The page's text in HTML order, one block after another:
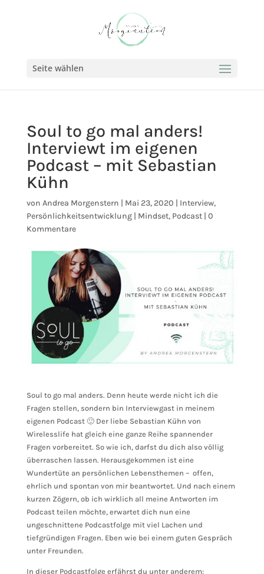
Seite wählen
Soul to go mal anders!
Interviewt im eigenen
Podcast – mit Sebastian
Kühn
von Andrea Morgenstern | Mai 23, 2020 | Interview,
Persönlichkeitsentwicklung | Mindset, Podcast| 0
Kommentare
Soul to go mal anders. Denn heute werde nicht ich die
Fragen stellen, sondern bin Interviewgast in meinem
eigenen Podcast 🙂 Der liebe Sebastian Kühn von
Wirelesslife hat gleich eine ganze Reihe spannender
Fragen vorbereitet. So wie ich, darfst du dich also völlig
überraschen lassen. Herausgekommen ist eine
Wundertüte an persönlichen Lebensthemen – offen,
ehrlich und spontan von mir beantwortet. Und nach einem
kurzen Zögern, ob ich wirklich all meine Antworten im
Podcast teilen möchte, erwartet dich nun eine
ungeschnittene Podcastfolge mit viel Lachen und
tiefgründigen Fragen. Eben wie bei einem guten Gespräch
unter Freunden.
In dieser Podcastfolge erfährst du unter anderem: